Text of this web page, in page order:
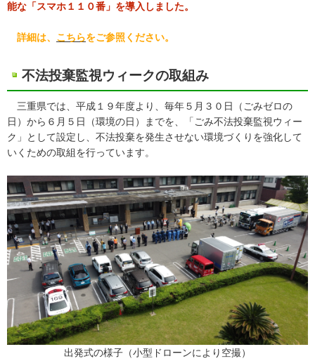
能な「スマホ１１０番」を導入しました。
詳細は、 こちらをご参照ください。
不法投棄監視ウィークの取組み
三重県では、平成１９年度より、毎年５月３０日（ごみゼロの
日）から６月５日（環境の日）までを、「ごみ不法投棄監視ウィー
ク」として設定し、不法投棄を発生させない環境づくりを強化して
いくための取組を行っています。
出発式の様子（小型ドローンにより空撮）